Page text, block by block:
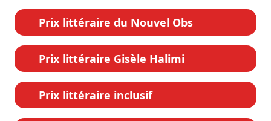
Prix littéraire du Nouvel Obs
Prix littéraire Gisèle Halimi
Prix littéraire inclusif